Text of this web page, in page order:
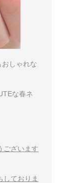
しゃれな
な春ネ
ございます
しておりま